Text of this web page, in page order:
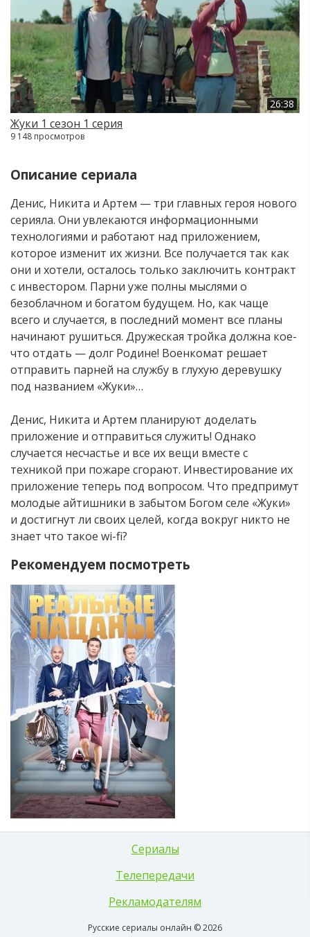
26:38
Жуки 1 сезон 1 серия
9 148 просмотров
Описание сериала
Денис, Никита и Артем — три главных героя нового
серияла. Они увлекаются информационными
технологиями и работают над приложением,
которое изменит их жизни. Все получается так как
они и хотели, осталось только заключить контракт
с инвестором. Парни уже полны мыслями о
безоблачном и богатом будущем. Но, как чаще
всего и случается, в последний момент все планы
начинают рушиться. Дружеская тройка должна кое-
что отдать — долг Родине! Военкомат решает
отправить парней на службу в глухую деревушку
под названием «Жуки»…
Денис, Никита и Артем планируют доделать
приложение и отправиться служить! Однако
случается несчастье и все их вещи вместе с
техникой при пожаре сгорают. Инвестирование их
приложение теперь под вопросом. Что предпримут
молодые айтишники в забытом Богом селе «Жуки»
и достигнут ли своих целей, когда вокруг никто не
знает что такое wi-fi?
Рекомендуем посмотреть
Сериалы
Телепередачи
Рекламодателям
Русские сериалы онлайн © 2026